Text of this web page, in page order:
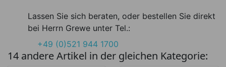
Lassen Sie sich beraten, oder bestellen Sie direkt
bei Herrn Grewe unter Tel.:
+49 (0)521 944 1700
14 andere Artikel in der gleichen Kategorie: